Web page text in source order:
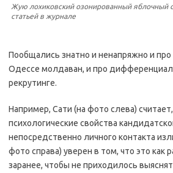
Жую лохиковский озонированный яблочный
статьей в журнале
Пообщались знатно и ненапряжно и
Одессе молдаван, и про
рекрутинге.
Например, Сати (на фото слева)
психологические свойства
непосредственно личного контакта
фото справа) уверен в том, что это как
заранее, чтобы не приходилось